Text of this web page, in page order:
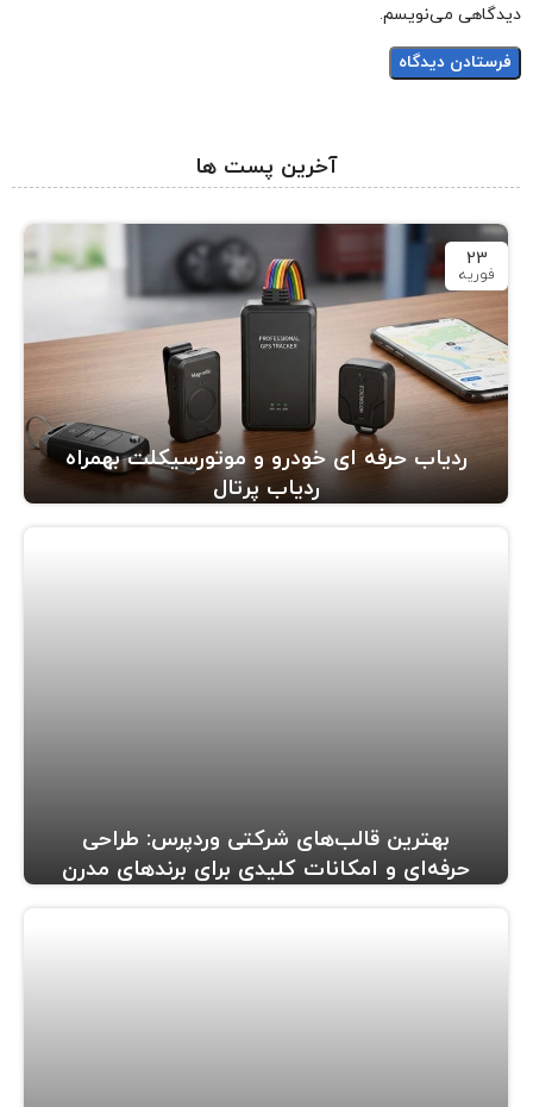
دیدگاهی می‌نویسم.
آخرین پست ها
23
فوریه
ردیاب حرفه ای خودرو و موتورسیکلت بهمراه
ردیاب پرتال
بهترین قالب‌های شرکتی وردپرس: طراحی
حرفه‌ای و امکانات کلیدی برای برندهای مدرن